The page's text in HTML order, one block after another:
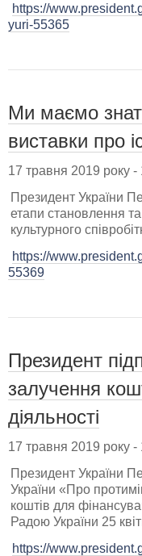
https://
yuri-55365
Ми маємо
виставки про
17 травня 2019 року -
Президент України
етапи становлення
культурного
https://
55369
Президент
залучення
діяльності
17 травня 2019 року -
Президент України
України «Про
коштів для
Радою України 25
https://